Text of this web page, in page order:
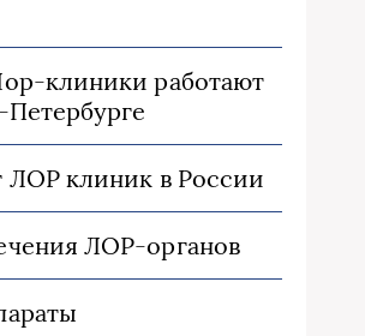
клиники работают
Петербурге
ЛОР клиник в России
ЛОР-органов